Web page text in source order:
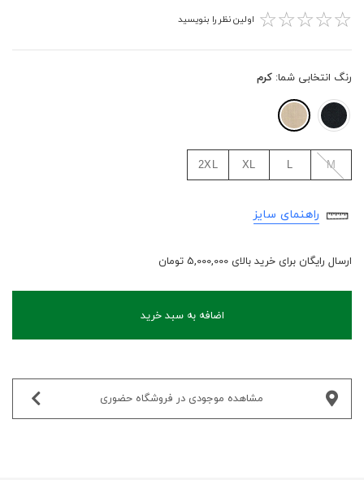
☆
☆
☆
☆
☆ اولین نظر را بنویسید
رنگ انتخابی شما: کرم
M
L
XL
2XL
راهنمای سایز
ارسال رایگان برای خرید بالای 5,000,000 تومان
اضافه به سبد خرید
مشاهده موجودی در فروشگاه حضوری‌